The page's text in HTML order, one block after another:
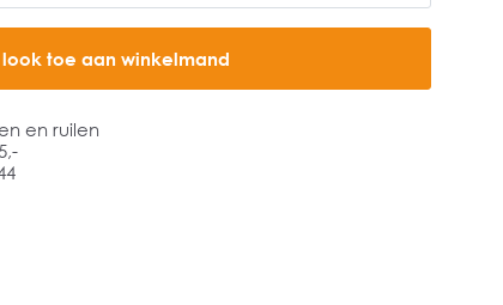
toe aan winkelmand
en ruilen